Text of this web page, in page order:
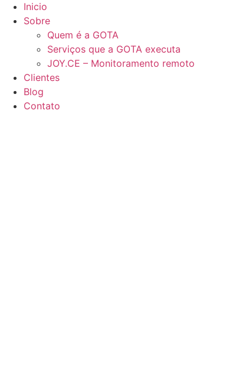
Inicio
Sobre
Quem é a GOTA
Serviços que a GOTA executa
JOY.CE – Monitoramento remoto
Clientes
Blog
Contato